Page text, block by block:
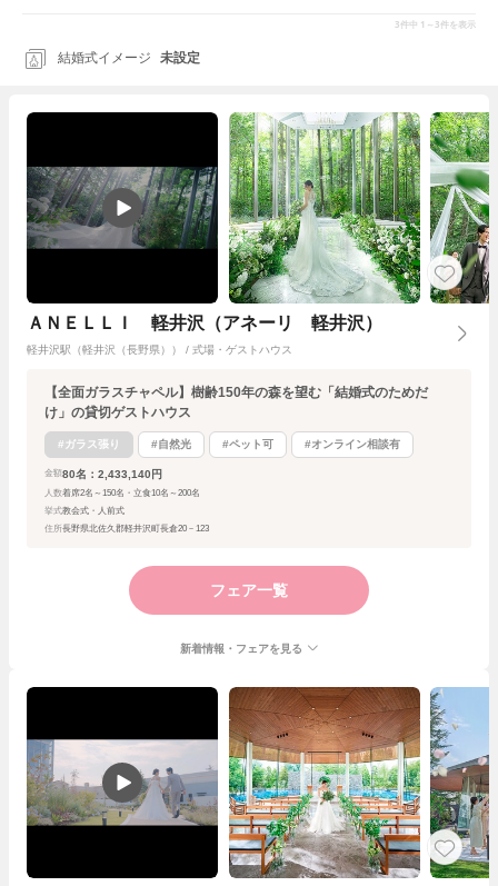
3 件中 1～3 件を表示
結婚式イメージ 未設定
ＡＮＥＬＬＩ 軽井沢（アネーリ 軽井沢）
軽井沢駅（軽井沢（長野県）） / 式場・ゲストハウス
【全面ガラスチャペル】樹齢150年の森を望む「結婚式のためだ
け」の貸切ゲストハウス
#ガラス張り #自然光 #ペット可 #オンライン相談有
金額 80名：2,433,140円
人数着席2名～150名・立食10名～200名
挙式教会式・人前式
住所長野県北佐久郡軽井沢町長倉20－123
フェア一覧
新着情報・フェアを見る